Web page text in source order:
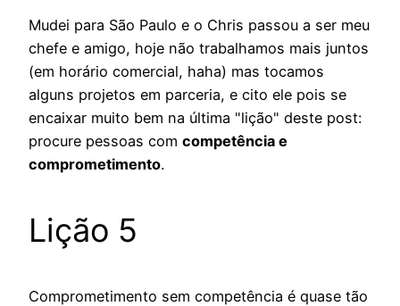
Mudei para São Paulo e o Chris passou a ser meu
chefe e amigo, hoje não trabalhamos mais juntos
(em horário comercial, haha) mas tocamos
alguns projetos em parceria, e cito ele pois se
encaixar muito bem na última "lição" deste post:
procure pessoas com competência e
comprometimento.
Lição 5
Comprometimento sem competência é quase tão